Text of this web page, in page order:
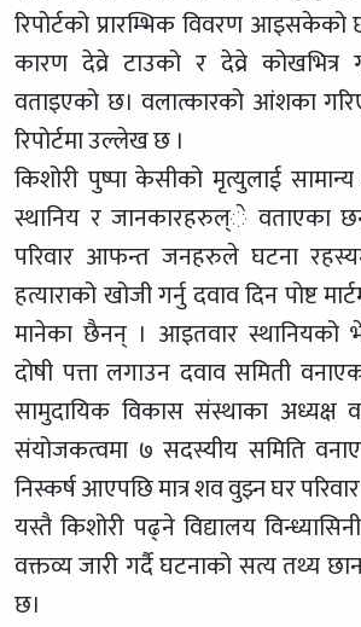
रिपोर्टको प्रारम्भिक विवरण आइसकेको
कारण देव्रे टाउको र देव्रे कोखभित्र
वताइएको छ। वलात्कारको आंशका
रिपोर्टमा उल्लेख छ ।
किशोरी पुष्पा केसीको मृत्युलाई
स्थानिय र जानकारहरुल्े वताएका
परिवार आफन्त जनहरुले घटना
हत्याराको खोजी गर्नु दवाव दिन पोष्ट
मानेका छैनन् । आइतवार स्थानियको
दोषी पत्ता लगाउन दवाव समिती
सामुदायिक विकास संस्थाका अध्यक्ष
संयोजकत्वमा ७ सदस्यीय समिति
निस्कर्ष आएपछि मात्र शव वुझ्न घर
यस्तै किशोरी पढ्ने विद्यालय
वक्तव्य जारी गर्दै घटनाको सत्य तथ्य
छ।